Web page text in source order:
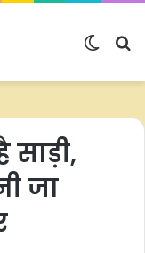
Switch
जा